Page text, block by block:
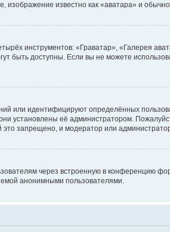
известно как «аватара» и
инструментов: «Граватар», «Галерея
быть доступны. Если вы не можете
или идентифицируют определённых
установлены её администратором.
запрещено, и модератор или
через встроенную в конференцию
анонимными пользователями.